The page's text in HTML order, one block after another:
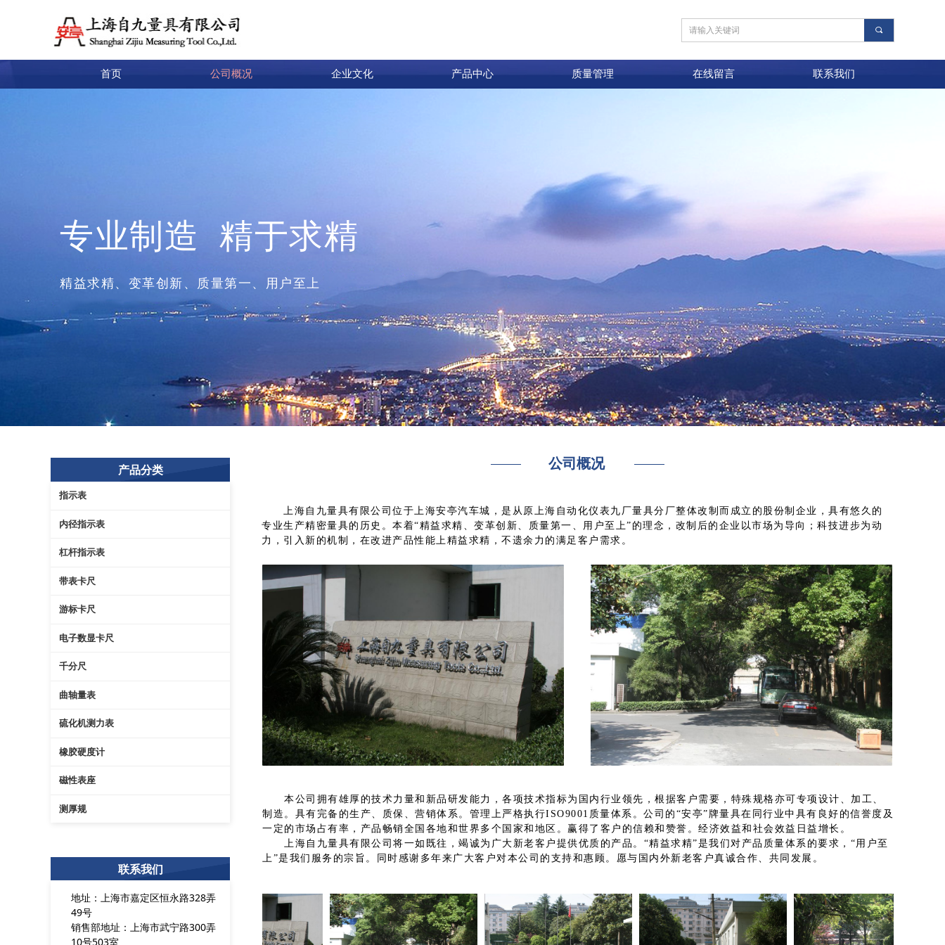
끠
首页 公司概况 企业文化 产品中心 质量管理 在线留言 联系我们
专业制造 精于求精
精益求精、变革创新、质量第一、用户至上
上海自九量具有限公司位于上海安亭汽车城，是从原上海自动化仪表九厂量具分厂整体改制而成立的股份制企业，具有悠久的
专业生产精密量具的历史。本着“精益求精、变革创新、质量第一、用户至上”的理念，改制后的企业以市场为导向；科技进步为动
力，引入新的机制，在改进产品性能上精益求精，不遗余力的满足客户需求。
本公司拥有雄厚的技术力量和新品研发能力，各项技术指标为国内行业领先，根据客户需要，特殊规格亦可专项设计、加工、
制造。具有完备的生产、质保、营销体系。管理上严格执行ISO9001质量体系。公司的“安亭”牌量具在同行业中具有良好的信誉度及
一定的市场占有率，产品畅销全国各地和世界多个国家和地区。赢得了客户的信赖和赞誉。经济效益和社会效益日益增长。
上海自九量具有限公司将一如既往，竭诚为广大新老客户提供优质的产品。“精益求精”是我们对产品质量体系的要求，“用户至
上”是我们服务的宗旨。同时感谢多年来广大客户对本公司的支持和惠顾。愿与国内外新老客户真诚合作、共同发展。
公司概况
产品分类
指示表
内径指示表
杠杆指示表
带表卡尺
游标卡尺
电子数显卡尺
千分尺
曲轴量表
硫化机测力表
橡胶硬度计
磁性表座
测厚规
联系我们
地址：上海市嘉定区恒永路328弄
49号
销售部地址：上海市武宁路300弄
10号503室